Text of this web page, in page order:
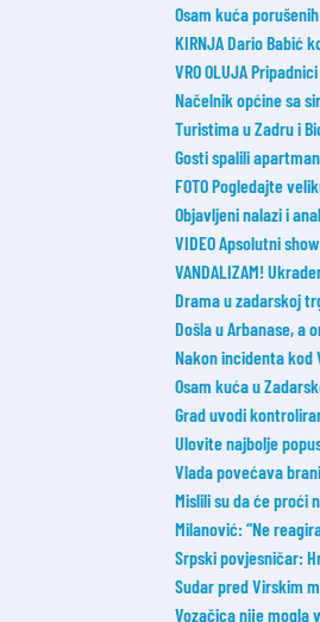
Osam kuća
KIRNJA Dario Babić
VRO OLUJA
Načelnik općine sa
Turistima u Zadru i
Gosti spalili
FOTO Pogledajte
Objavljeni nalazi i
VIDEO Apsolutni
VANDALIZAM!
Drama u zadarskoj
Došla u Arbanase, a
Nakon incidenta kod
Osam kuća u
Grad uvodi
Ulovite najbolje
Vlada povećava
Mislili su da će proći
Milanović: “Ne
Srpski povjesničar:
Sudar pred Virskim
Vozačica nije mogla